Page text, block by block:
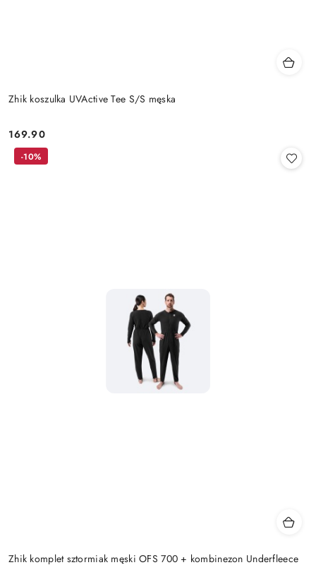
Zhik koszulka UVActive Tee S/S męska
Cena:
169.90
Zhik komplet sztormiak męski OFS 700 + kombinezon Underfleece
-10%